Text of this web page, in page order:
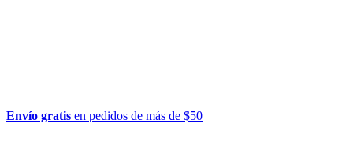
Envío gratis en pedidos de más de $50